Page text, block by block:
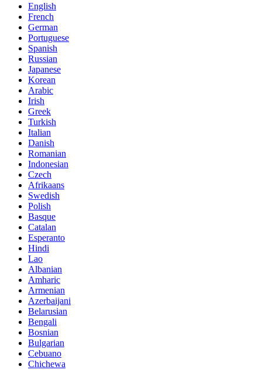
English
French
German
Portuguese
Spanish
Russian
Japanese
Korean
Arabic
Irish
Greek
Turkish
Italian
Danish
Romanian
Indonesian
Czech
Afrikaans
Swedish
Polish
Basque
Catalan
Esperanto
Hindi
Lao
Albanian
Amharic
Armenian
Azerbaijani
Belarusian
Bengali
Bosnian
Bulgarian
Cebuano
Chichewa